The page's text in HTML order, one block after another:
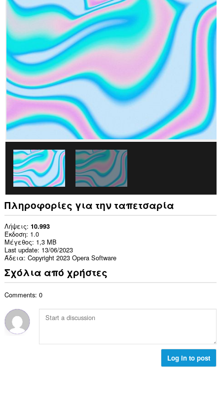
Πληροφορίες για την ταπετσαρία
Λήψεις 10.993
Έκδοση 1.0
Μέγεθος 1,3 MB
Last update 13/06/2023
Άδεια Copyright 2023 Opera Software
Σχόλια από χρήστες
Comments: 0
Log in to post